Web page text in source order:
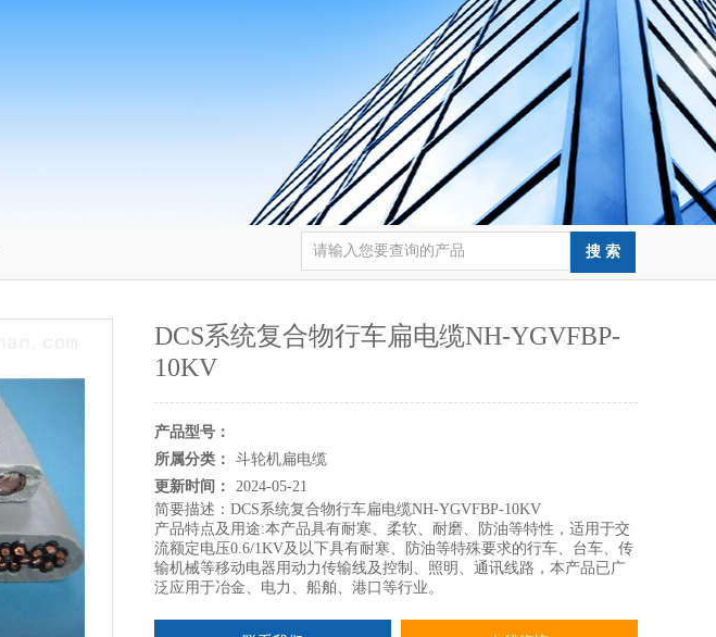
DCS系统复合物行车扁电缆NH-YGVFBP-
10KV
产品型号：
所属分类：
斗轮机扁电缆
更新时间：
2024-05-21
简要描述： DCS系统复合物行车扁电缆NH-YGVFBP-10KV
产品特点及用途:本产品具有耐寒、柔软、耐磨、防油等特性，适用于交
流额定电压0.6/1KV及以下具有耐寒、防油等特殊要求的行车、台车、传
输机械等移动电器用动力传输线及控制、照明、通讯线路，本产品已广
泛应用于冶金、电力、船舶、港口等行业。